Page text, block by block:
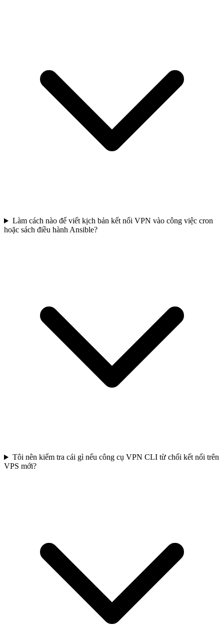
Làm cách nào để viết kịch bản kết nối VPN vào công việc cron
hoặc sách điều hành Ansible?
Tôi nên kiểm tra cái gì nếu công cụ VPN CLI từ chối kết nối trên
VPS mới?